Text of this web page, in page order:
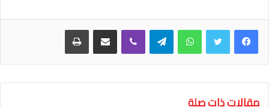
واتساب تيلقرام
مقالات ذات صلة